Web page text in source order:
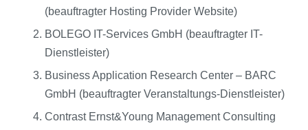
(beauftragter Hosting Provider Website)
BOLEGO IT-Services GmbH (beauftragter IT-
Dienstleister)
Business Application Research Center – BARC
GmbH (beauftragter Veranstaltungs-Dienstleister)
Contrast Ernst&Young Management Consulting